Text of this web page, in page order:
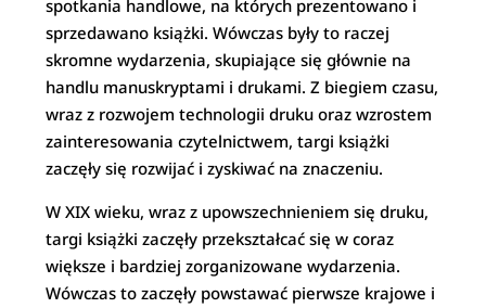
spotkania handlowe, na których prezentowano i
sprzedawano książki. Wówczas były to raczej
skromne wydarzenia, skupiające się głównie na
handlu manuskryptami i drukami. Z biegiem czasu,
wraz z rozwojem technologii druku oraz wzrostem
zainteresowania czytelnictwem, targi książki
zaczęły się rozwijać i zyskiwać na znaczeniu.
W XIX wieku, wraz z upowszechnieniem się druku,
targi książki zaczęły przekształcać się w coraz
większe i bardziej zorganizowane wydarzenia.
Wówczas to zaczęły powstawać pierwsze krajowe i